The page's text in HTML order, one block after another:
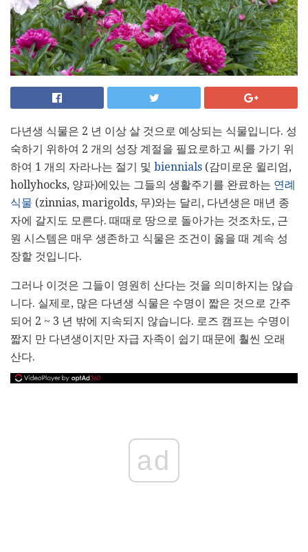
다년생 식물은 2 년 이상 살 것으로 예상되는 식물입니다. 성
숙하기 위하여 2 개의 성장 계절을 필요로하고 씨를 가기 위
하여 1 개의 자라나는 절기 및 biennials (감미로운 윌리엄,
hollyhocks, 양파)에있는 그들의 생활주기를 완료하는 연례
식물 (zinnias, marigolds, 무)와는 달리, 다년생은 매년 종
자에 갈지도 모른다. 때때로 땅으로 돌아가는 것조차도, 근
원 시스템은 매우 생존하고 식물은 조건이 옳을 때 계속 성
장할 것입니다.
그러나 이것은 그들이 영원히 산다는 것을 의미하지는 않습
니다. 실제로, 많은 다년생 식물은 수명이 짧은 것으로 간주
되어 2 ~ 3 년 밖에 지속되지 않습니다. 로즈 캠프는 수명이
짧지 만 다년생이지만 자급 자족이 쉽기 때문에 훨씬 오래
산다.
ad